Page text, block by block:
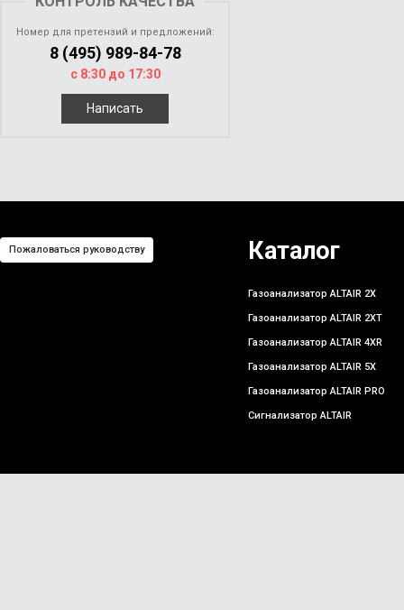
Номер для претензий и предложений:
8 (495) 989-84-78
с 8:30 до 17:30
Написать
Пожаловаться руководству Каталог
Газоанализатор ALTAIR 2X
Газоанализатор ALTAIR 2XT
Газоанализатор ALTAIR 4XR
Газоанализатор ALTAIR 5X
Газоанализатор ALTAIR PRO
Сигнализатор ALTAIR